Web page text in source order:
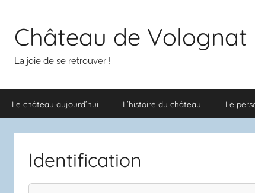
contenuChâteau de Volognat
La joie de se retrouver !
Le château aujourd’hui L’histoire du château Le
Identification